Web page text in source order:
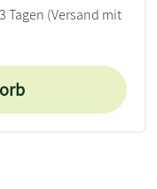
Tagen (Versand mit